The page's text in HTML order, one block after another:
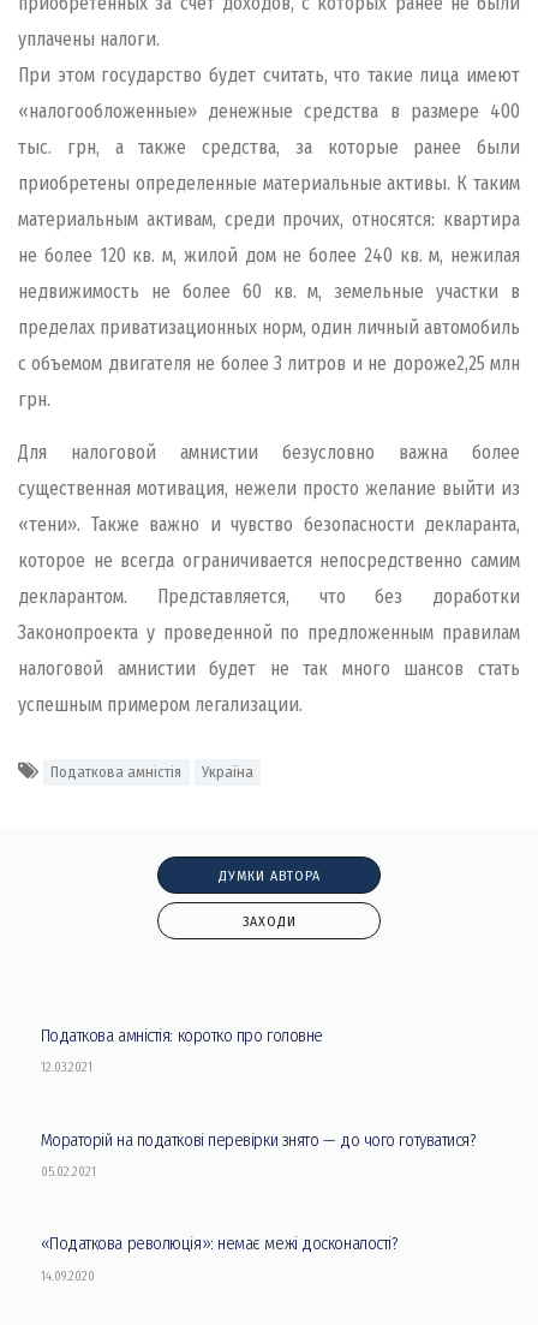
уплачены налоги.
При этом государство будет считать, что такие лица имеют
«налогообложенные» денежные средства в размере 400
тыс. грн, а также средства, за которые ранее были
приобретены определенные материальные активы. К таким
материальным активам, среди прочих, относятся: квартира
не более 120 кв. м, жилой дом не более 240 кв. м, нежилая
недвижимость не более 60 кв. м, земельные участки в
пределах приватизационных норм, один личный автомобиль
с объемом двигателя не более 3 литров и не дороже2,25 млн
грн.
Для налоговой амнистии безусловно важна более
существенная мотивация, нежели просто желание выйти из
«тени». Также важно и чувство безопасности декларанта,
которое не всегда ограничивается непосредственно самим
декларантом. Представляется, что без доработки
Законопроекта у проведенной по предложенным правилам
налоговой амнистии будет не так много шансов стать
успешным примером легализации.
Податкова амністія Україна
ДУМКИ АВТОРА
ЗАХОДИ
Податкова амністія: коротко про головне
12.03.2021
Мораторій на податкові перевірки знято — до чого готуватися?
05.02.2021
«Податкова революція»: немає межі досконалості?
14.09.2020